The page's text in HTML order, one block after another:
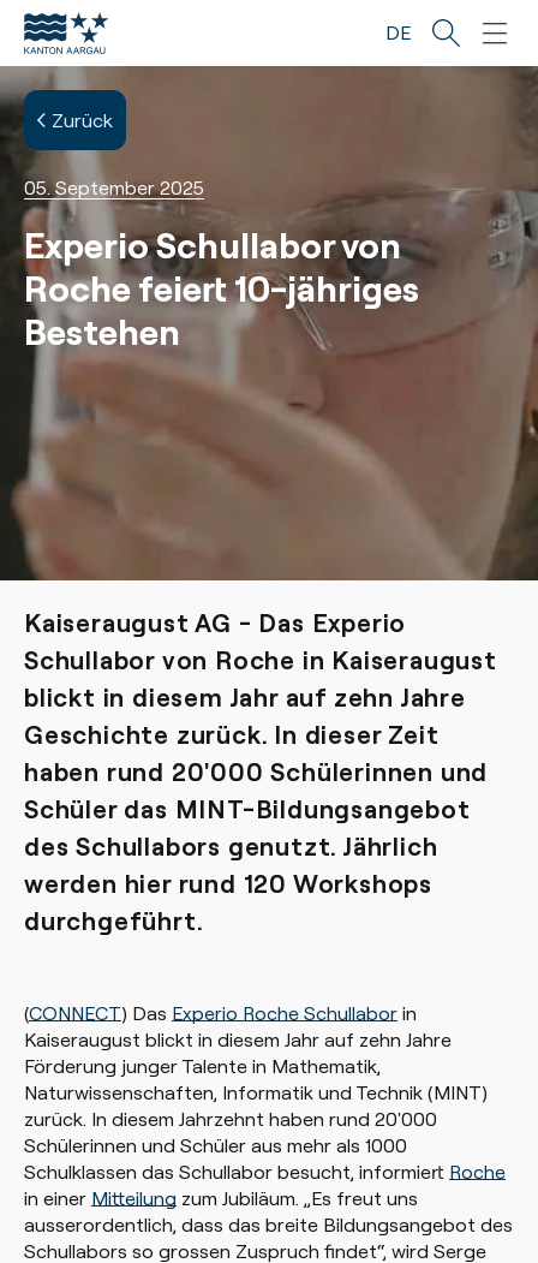
DE
Zurück
05. September 2025
Experio Schullabor von
Roche feiert 10-jähriges
Bestehen
Kaiseraugust AG - Das Experio
Schullabor von Roche in Kaiseraugust
blickt in diesem Jahr auf zehn Jahre
Geschichte zurück. In dieser Zeit
haben rund 20'000 Schülerinnen und
Schüler das MINT-Bildungsangebot
des Schullabors genutzt. Jährlich
werden hier rund 120 Workshops
durchgeführt.
(CONNECT) Das Experio Roche Schullabor in
Kaiseraugust blickt in diesem Jahr auf zehn Jahre
Förderung junger Talente in Mathematik,
Naturwissenschaften, Informatik und Technik (MINT)
zurück. In diesem Jahrzehnt haben rund 20'000
Schülerinnen und Schüler aus mehr als 1000
Schulklassen das Schullabor besucht, informiert Roche
in einer Mitteilung zum Jubiläum. „Es freut uns
ausserordentlich, dass das breite Bildungsangebot des
Schullabors so grossen Zuspruch findet“, wird Serge